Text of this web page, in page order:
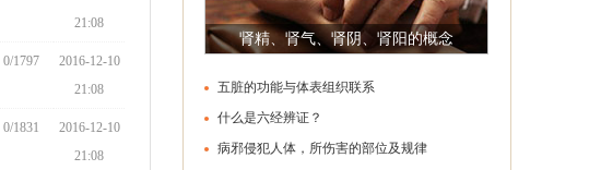
21:08
0/1797
2016-12-10
21:08
0/1831
2016-12-10
21:08
肾精、肾气、肾阴、肾阳的概念
五脏的功能与体表组织联系
什么是六经辨证？
病邪侵犯人体，所伤害的部位及规律